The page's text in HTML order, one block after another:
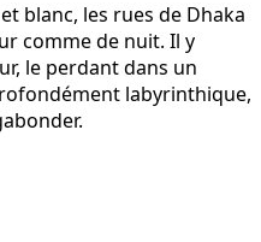
blanc, les rues de Dhaka
comme de nuit. Il y
le perdant dans un
labyrinthique,